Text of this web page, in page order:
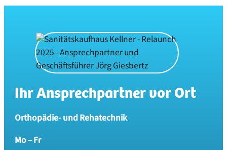
Ihr Ansprechpartner vor Ort
Orthopädie- und Rehatechnik
Mo – Fr